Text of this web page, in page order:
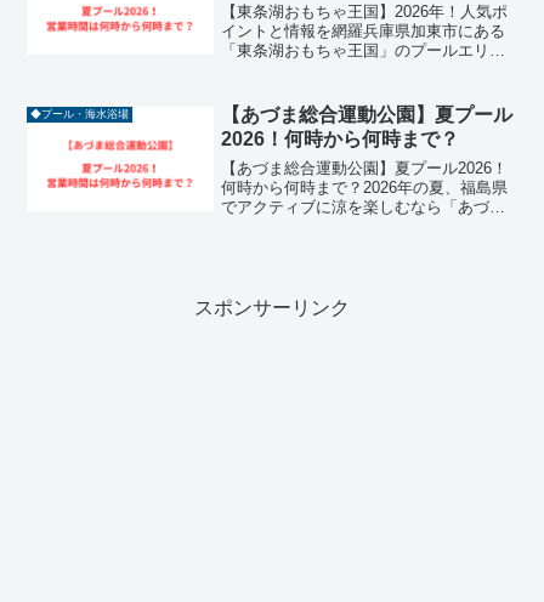
【東条湖おもちゃ王国】2026年！人気ポ
イントと情報を網羅兵庫県加東市にある
「東条湖おもちゃ王国」のプールエリア
ットです。2026年も、約1.5万平方メート
ルという広...
◆プール・海水浴場
【あづま総合運動公園】夏プール
2026！何時から何時まで？
【あづま総合運動公園】夏プール2026！
何時から何時まで？2026年の夏、福島県
でアクティブに涼を楽しむなら「あづま
スポンサーリンク